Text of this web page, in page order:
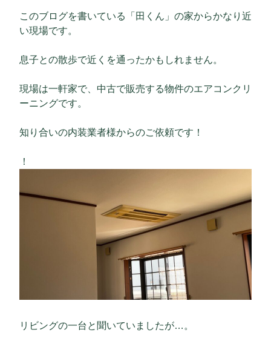
このブログを書いている「田くん」の家からかなり近
い現場です。
息子との散歩で近くを通ったかもしれません。
現場は一軒家で、中古で販売する物件のエアコンクリ
ーニングです。
知り合いの内装業者様からのご依頼です！
！
リビングの一台と聞いていましたが…。